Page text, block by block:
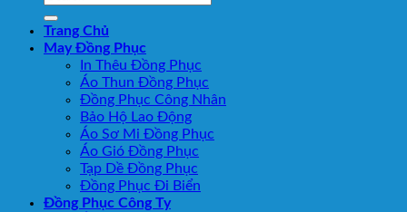
Trang Chủ
May Đồng Phục
In Thêu Đồng Phục
Áo Thun Đồng Phục
Đồng Phục Công Nhân
Bảo Hộ Lao Động
Áo Sơ Mi Đồng Phục
Áo Gió Đồng Phục
Tạp Dề Đồng Phục
Đồng Phục Đi Biển
Đồng Phục Công Ty